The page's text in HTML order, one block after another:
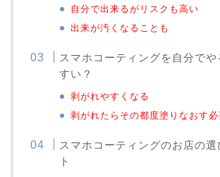
自分で出来るがリスクも高い
出来が汚くなることも
スマホコーティングを自分で
すい？
剥がれやすくなる
剥がれたらその都度塗りなおす必
スマホコーティングのお店の選
ト